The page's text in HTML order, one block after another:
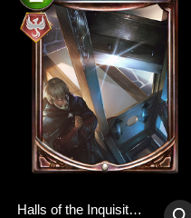
Halls of the Inquisition